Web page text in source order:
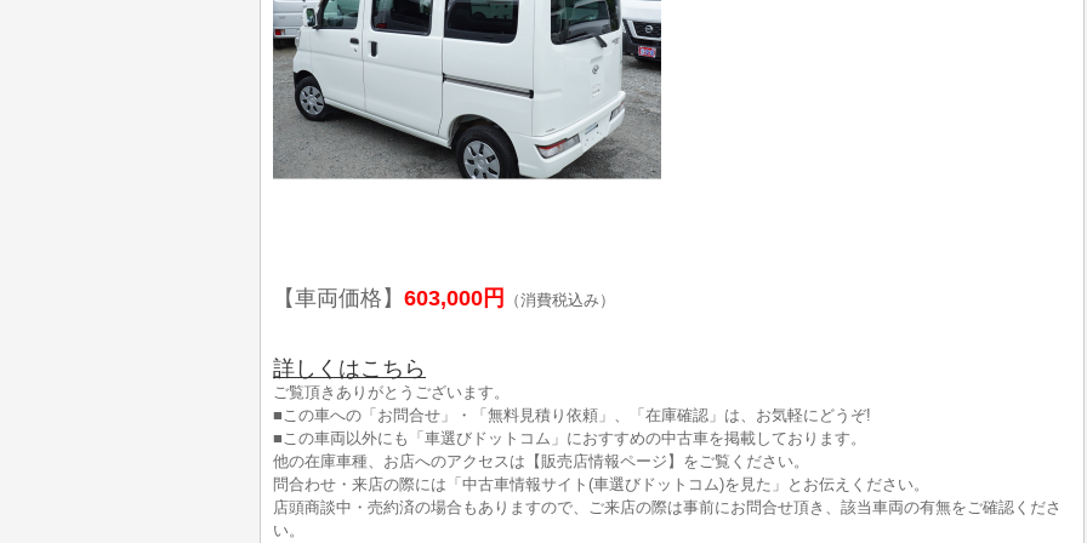
【車両価格】 603,000円 （消費税込み）
詳しくはこちら
ご覧頂きありがとうございます。
■この車への「お問合せ」・「無料見積り依頼」、「在庫確認」は、お気軽にどうぞ!
■この車両以外にも「車選びドットコム」におすすめの中古車を掲載しております。
他の在庫車種、お店へのアクセスは【販売店情報ページ】をご覧ください。
問合わせ・来店の際には「中古車情報サイト(車選びドットコム)を見た」とお伝えください。
店頭商談中・売約済の場合もありますので、ご来店の際は事前にお問合せ頂き、該当車両の有無をご確認くださ
い。